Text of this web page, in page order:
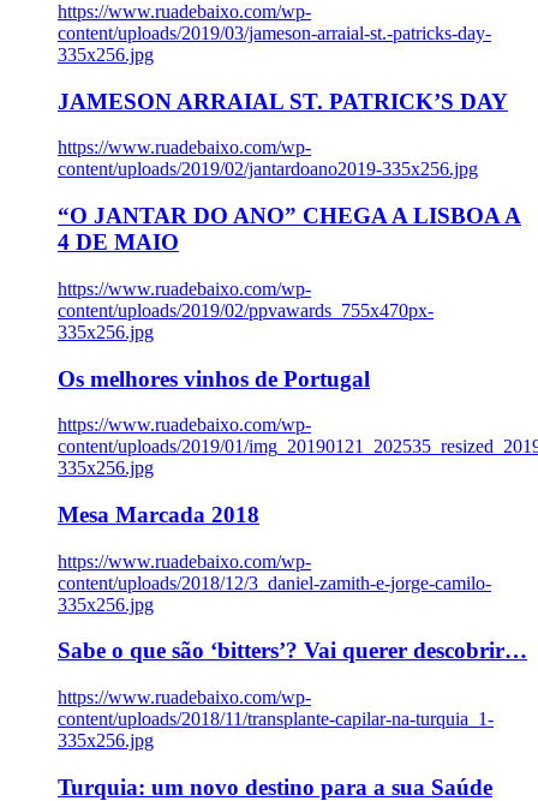
https://www.ruadebaixo.com/wp-
content/uploads/2019/03/jameson-arraial-st.-patricks-day-
335x256.jpg
JAMESON ARRAIAL ST. PATRICK’S DAY
https://www.ruadebaixo.com/wp-
content/uploads/2019/02/jantardoano2019-335x256.jpg
“O JANTAR DO ANO” CHEGA A LISBOA A
4 DE MAIO
https://www.ruadebaixo.com/wp-
content/uploads/2019/02/ppvawards_755x470px-
335x256.jpg
Os melhores vinhos de Portugal
https://www.ruadebaixo.com/wp-
content/uploads/2019/01/
335x256.jpg
Mesa Marcada 2018
https://www.ruadebaixo.com/wp-
content/uploads/2018/12/3_daniel-zamith-e-jorge-camilo-
335x256.jpg
Sabe o que são ‘bitters’? Vai querer descobrir…
https://www.ruadebaixo.com/wp-
content/uploads/2018/11/transplante-capilar-na-turquia_1-
335x256.jpg
Turquia: um novo destino para a sua Saúde